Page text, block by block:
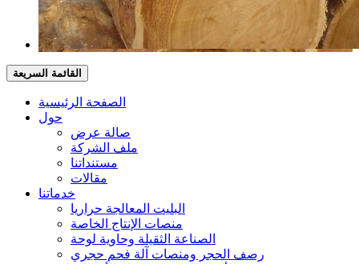
القائمة السريعة
الصفحة الرئيسية
حول
صالة عرض
ملف الشركة
مستنداتنا
مقالات
خدماتنا
البليت المعالجة حراريا
منصات الإنتاج الخاصة
الصناعة الثقيلة وحاوية لوحة
رصف الحجر ومنصات آلة فحم حجري